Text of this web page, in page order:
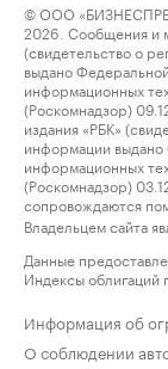
© ООО
2026. Сообщения и
(свидетельство о
выдано
информационных
(Роскомнадзор)
издания «РБК»
информации выдано
информационных
(Роскомнадзор)
сопровождаются
Владельцем сайта
Данные
Индексы облигаций
Информация об
О соблюдении